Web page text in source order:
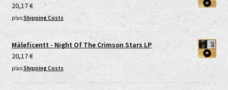
20,17€
plusShipping Costs
Mäleficentt - Night Of The Crimson Stars LP
20,17€
plusShipping Costs